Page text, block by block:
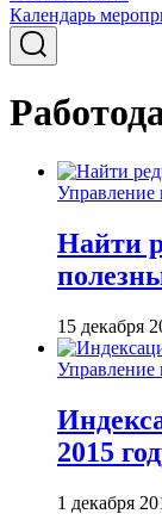
Календарь
Управление
Найти
15 декабря
Управление
2015
1 декабря